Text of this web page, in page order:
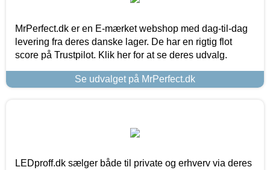
MrPerfect.dk er en E-mærket webshop med dag-til-dag
levering fra deres danske lager. De har en rigtig flot
score på Trustpilot. Klik her for at se deres udvalg.
Se udvalget på MrPerfect.dk
LEDproff.dk sælger både til private og erhverv via deres